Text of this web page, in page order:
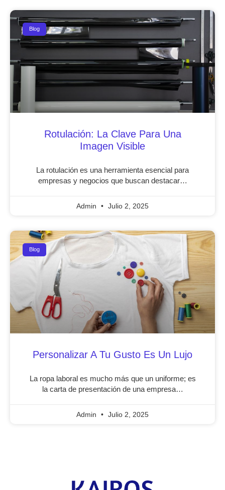
Blog
Rotulación: La Clave Para Una
Imagen Visible
La rotulación es una herramienta esencial para
empresas y negocios que buscan destacar…
Admin Julio 2, 2025
Blog
Personalizar A Tu Gusto Es Un Lujo
La ropa laboral es mucho más que un uniforme; es
la carta de presentación de una empresa…
Admin Julio 2, 2025